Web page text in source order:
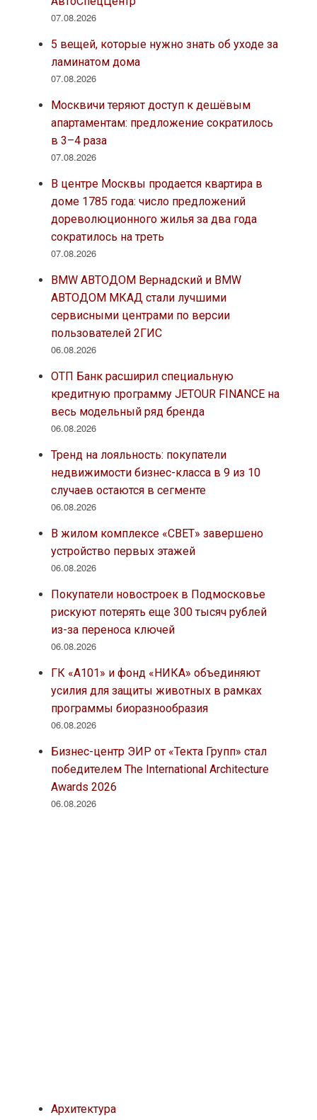
07.08.2026
5 вещей, которые нужно знать об уходе за
ламинатом дома
07.08.2026
Москвичи теряют доступ к дешёвым
апартаментам: предложение сократилось
в 3–4 раза
07.08.2026
В центре Москвы продается квартира в
доме 1785 года: число предложений
дореволюционного жилья за два года
сократилось на треть
07.08.2026
BMW АВТОДОМ Вернадский и BMW
АВТОДОМ МКАД стали лучшими
сервисными центрами по версии
пользователей 2ГИС
06.08.2026
ОТП Банк расширил специальную
кредитную программу JETOUR FINANCE на
весь модельный ряд бренда
06.08.2026
Тренд на лояльность: покупатели
недвижимости бизнес-класса в 9 из 10
случаев остаются в сегменте
06.08.2026
В жилом комплексе «СВЕТ» завершено
устройство первых этажей
06.08.2026
Покупатели новостроек в Подмосковье
рискуют потерять еще 300 тысяч рублей
из-за переноса ключей
06.08.2026
ГК «А101» и фонд «НИКА» объединяют
усилия для защиты животных в рамках
программы биоразнообразия
06.08.2026
Бизнес-центр ЭИР от «Текта Групп» стал
победителем The International Architecture
Awards 2026
06.08.2026
Архитектура